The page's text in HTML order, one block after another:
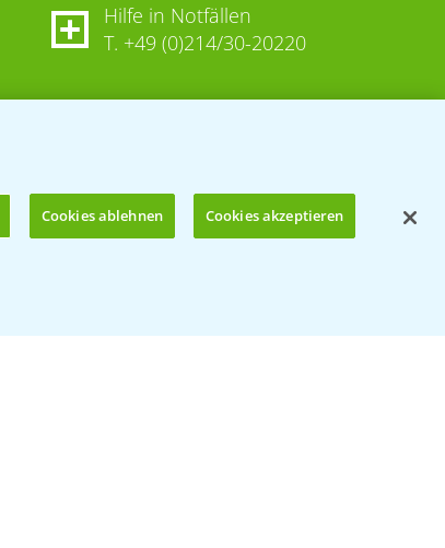
Hilfe in Notfällen
T. +49 (0)214/30-20220
Cookies ablehnen Cookies akzeptieren